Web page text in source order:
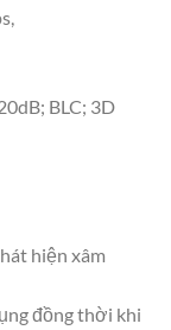
BLC; 3D
hiện xâm
đồng thời khi